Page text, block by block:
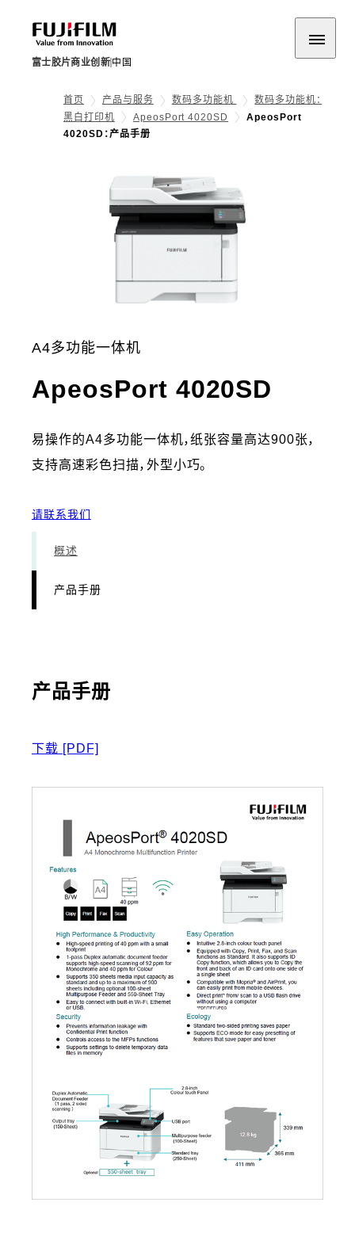
富士胶片商业创新 中国
首页 产品与服务 数码多功能机
数码多功能机：
黑白打印机
ApeosPort 4020SD
ApeosPort
4020SD：产品手册
A4多功能一体机
ApeosPort 4020SD
易操作的A4多功能一体机，纸张容量高达900张，
支持高速彩色扫描，外型小巧。
请联系我们
概述
产品手册
产品手册
下载 [PDF]